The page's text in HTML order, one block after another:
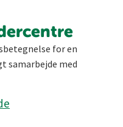
for en
samarbej­de med